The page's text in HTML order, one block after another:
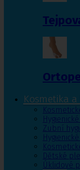
Kosmetika
Zubní
Dětské
Úklidové